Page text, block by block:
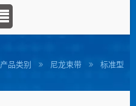
产品类别 尼龙束带 标准型